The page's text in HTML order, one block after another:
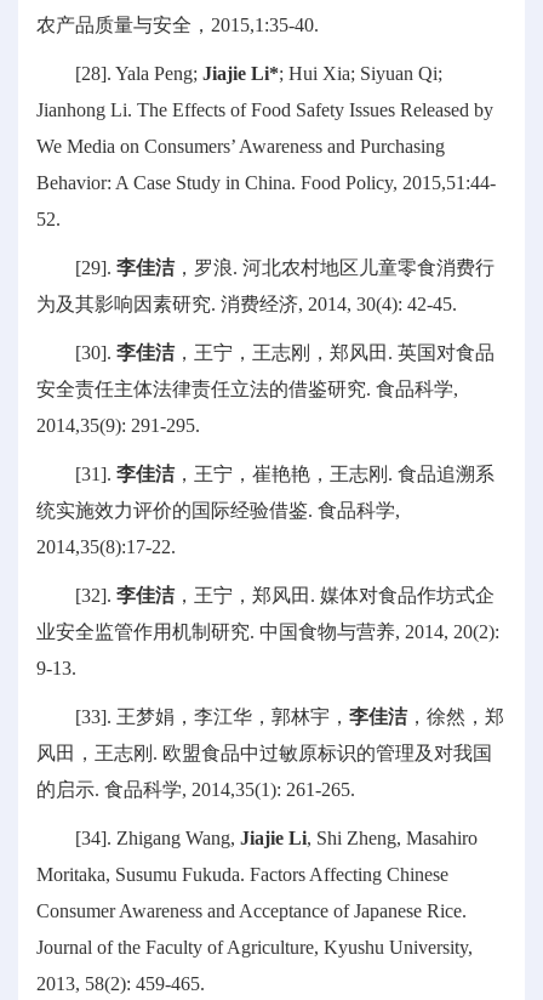
农产品质量与安全，2015,1:35-40.
[28]. Yala Peng; Jiajie Li*; Hui Xia; Siyuan Qi;
Jianhong Li. The Effects of Food Safety Issues Released by
We Media on Consumers’ Awareness and Purchasing
Behavior: A Case Study in China. Food Policy, 2015,51:44-
52.
[29]. 李佳洁，罗浪. 河北农村地区儿童零食消费行
为及其影响因素研究. 消费经济, 2014, 30(4): 42-45.
[30]. 李佳洁，王宁，王志刚，郑风田. 英国对食品
安全责任主体法律责任立法的借鉴研究. 食品科学,
2014,35(9): 291-295.
[31]. 李佳洁，王宁，崔艳艳，王志刚. 食品追溯系
统实施效力评价的国际经验借鉴. 食品科学,
2014,35(8):17-22.
[32]. 李佳洁，王宁，郑风田. 媒体对食品作坊式企
业安全监管作用机制研究. 中国食物与营养, 2014, 20(2):
9-13.
[33]. 王梦娟，李江华，郭林宇， 李佳洁，徐然，郑
风田，王志刚. 欧盟食品中过敏原标识的管理及对我国
的启示. 食品科学, 2014,35(1): 261-265.
[34]. Zhigang Wang, Jiajie Li, Shi Zheng, Masahiro
Moritaka, Susumu Fukuda. Factors Affecting Chinese
Consumer Awareness and Acceptance of Japanese Rice.
Journal of the Faculty of Agriculture, Kyushu University,
2013, 58(2): 459-465.